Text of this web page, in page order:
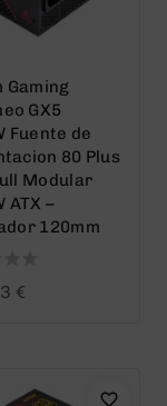
Gaming
GX5
Fuente de
80 Plus
Modular
ATX –
120mm
€